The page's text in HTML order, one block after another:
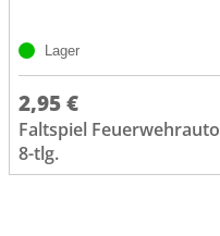
Lager
2,95 €
Faltspiel Feuerwehrauto
8-tlg.